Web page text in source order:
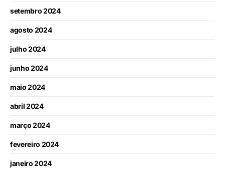
setembro 2024
agosto 2024
julho 2024
junho 2024
maio 2024
abril 2024
março 2024
fevereiro 2024
janeiro 2024